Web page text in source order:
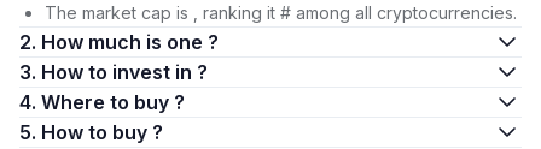
The market cap is , ranking it # among all cryptocurrencies.
2. How much is one ?
3. How to invest in ?
4. Where to buy ?
5. How to buy ?